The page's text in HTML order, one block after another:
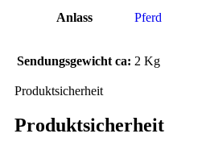
Anlass Pferd
Sendungsgewicht ca: 2 Kg
Produktsicherheit
Produktsicherheit